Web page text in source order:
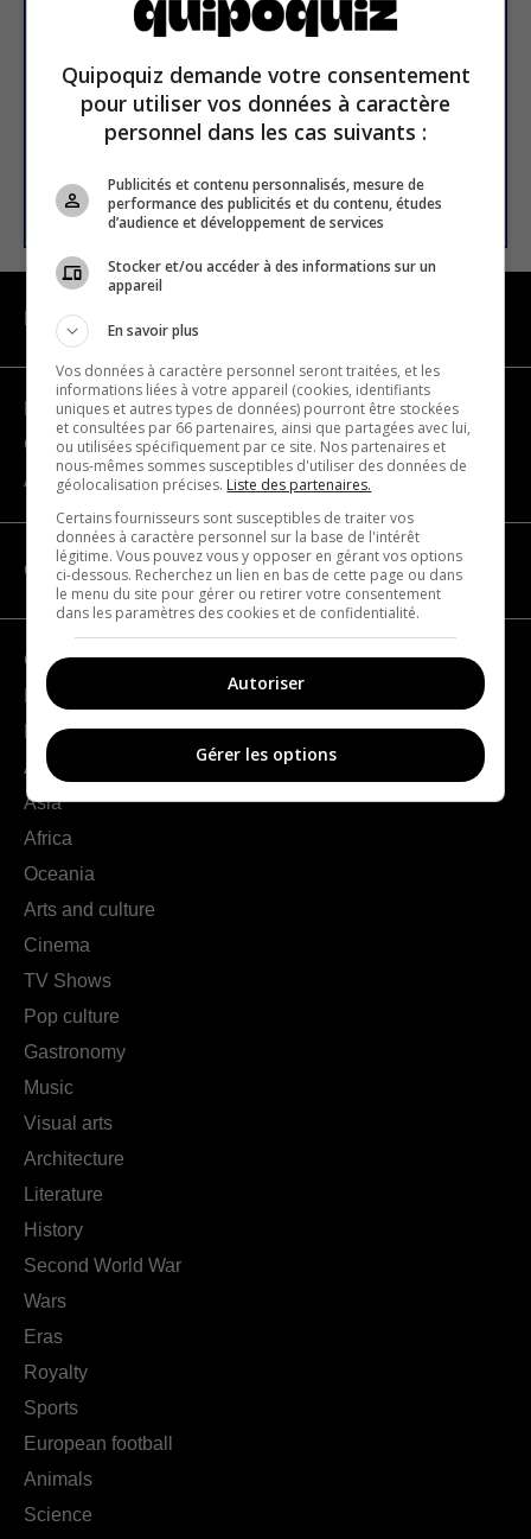
newsletter
Email address
SUBSCRIBE
NAVIGATION
Become a partner
Contact us
About us
CATEGORIES
Geography
France
Europe
Americas
Asia
Africa
Oceania
Arts and culture
Cinema
TV Shows
Pop culture
Gastronomy
Music
Visual arts
Architecture
Literature
History
Second World War
Wars
Eras
Royalty
Sports
European football
Animals
Science
Quipoquiz demande votre consentement
pour utiliser vos données à caractère
personnel dans les cas suivants :
Publicités et contenu personnalisés, mesure de
performance des publicités et du contenu, études
d’audience et développement de services
Stocker et/ou accéder à des informations sur un
appareil
En savoir plus
Vos données à caractère personnel seront traitées, et les
informations liées à votre appareil (cookies, identifiants
uniques et autres types de données) pourront être stockées
et consultées par 66 partenaires, ainsi que partagées avec lui,
ou utilisées spécifiquement par ce site. Nos partenaires et
nous-mêmes sommes susceptibles d'utiliser des données de
géolocalisation précises. Liste des partenaires.
Certains fournisseurs sont susceptibles de traiter vos
données à caractère personnel sur la base de l'intérêt
légitime. Vous pouvez vous y opposer en gérant vos options
ci-dessous. Recherchez un lien en bas de cette page ou dans
le menu du site pour gérer ou retirer votre consentement
dans les paramètres des cookies et de confidentialité.
Autoriser
Gérer les options